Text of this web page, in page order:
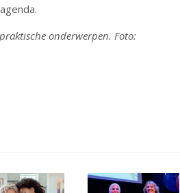
onderwerpen. Foto: